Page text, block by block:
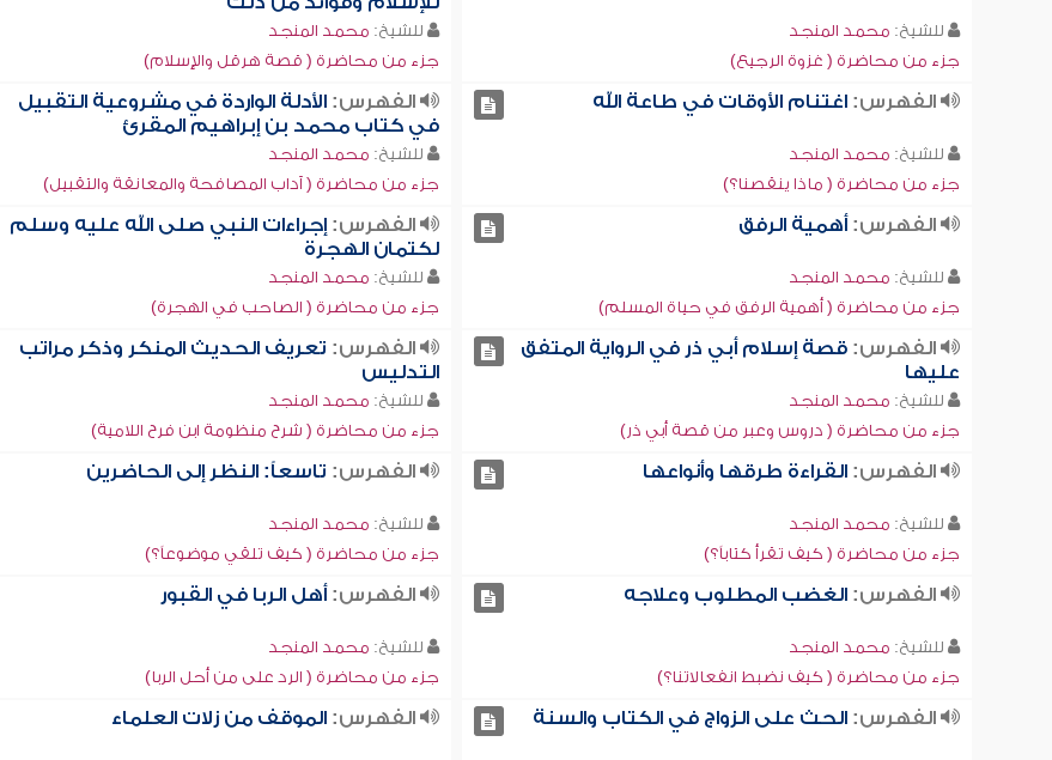
للشيخ: محمد المنجد
جزء من محاضرة ( غزوة الرجيع)
للشيخ: محمد المنجد
جزء من محاضرة ( قصة هرقل والإسلام)
الفهرس:اغتنام الأوقات في طاعة الله
للشيخ: محمد المنجد
جزء من محاضرة ( ماذا ينقصنا؟)
الفهرس: الأدلة الواردة في مشروعية التقبيل
في كتاب محمد بن إبراهيم المقرئ
للشيخ: محمد المنجد
جزء من محاضرة ( آداب المصافحة والمعانقة والتقبيل)
الفهرس:أهمية الرفق
للشيخ: محمد المنجد
جزء من محاضرة ( أهمية الرفق في حياة المسلم)
الفهرس: إجراءات النبي صلى الله عليه وسلم
لكتمان الهجرة
للشيخ: محمد المنجد
جزء من محاضرة ( الصاحب في الهجرة)
الفهرس:قصة إسلام أبي ذر في الرواية المتفق
عليها
للشيخ: محمد المنجد
جزء من محاضرة ( دروس وعبر من قصة أبي ذر)
الفهرس: تعريف الحديث المنكر وذكر مراتب
التدليس
للشيخ: محمد المنجد
جزء من محاضرة ( شرح منظومة ابن فرح اللامية)
الفهرس:القراءة طرقها وأنواعها
للشيخ: محمد المنجد
جزء من محاضرة ( كيف تقرأ كتاباً؟)
الفهرس: تاسعاً: النظر إلى الحاضرين
للشيخ: محمد المنجد
جزء من محاضرة ( كيف تلقي موضوعاً؟)
الفهرس:الغضب المطلوب وعلاجه
للشيخ: محمد المنجد
جزء من محاضرة ( كيف نضبط انفعالاتنا؟)
الفهرس: أهل الربا في القبور
للشيخ: محمد المنجد
جزء من محاضرة ( الرد على من أحل الربا)
الفهرس:الحث على الزواج في الكتاب والسنة الفهرس: الموقف من زلات العلماء